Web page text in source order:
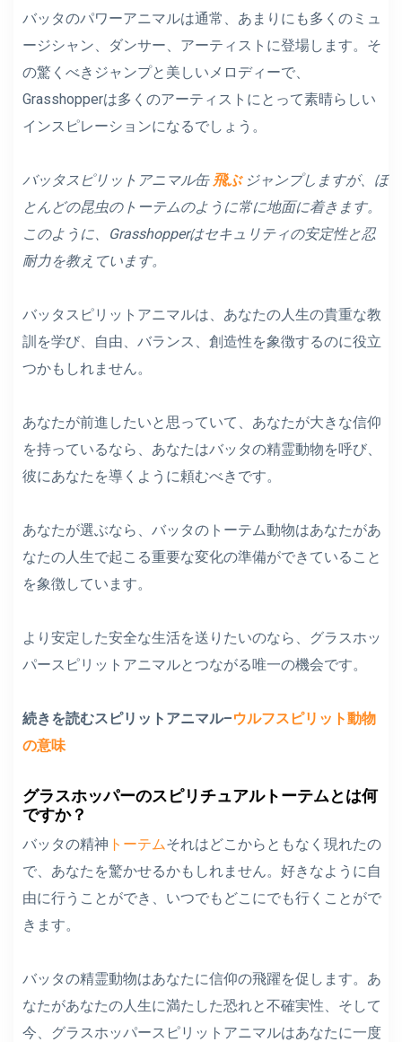
バッタのパワーアニマルは通常、あまりにも多くのミュ
ージシャン、ダンサー、アーティストに登場します。そ
の驚くべきジャンプと美しいメロディーで、
Grasshopperは多くのアーティストにとって素晴らしい
インスピレーションになるでしょう。
バッタスピリットアニマル缶 飛ぶ ジャンプしますが、ほ
とんどの昆虫のトーテムのように常に地面に着きます。
このように、Grasshopperはセキュリティの安定性と忍
耐力を教えています。
バッタスピリットアニマルは、あなたの人生の貴重な教
訓を学び、自由、バランス、創造性を象徴するのに役立
つかもしれません。
あなたが前進したいと思っていて、あなたが大きな信仰
を持っているなら、あなたはバッタの精霊動物を呼び、
彼にあなたを導くように頼むべきです。
あなたが選ぶなら、バッタのトーテム動物はあなたがあ
なたの人生で起こる重要な変化の準備ができていること
を象徴しています。
より安定した安全な生活を送りたいのなら、グラスホッ
パースピリットアニマルとつながる唯一の機会です。
続きを読むスピリットアニマル–ウルフスピリット動物
の意味
グラスホッパーのスピリチュアルトーテムとは何
ですか？
バッタの精神 トーテムそれはどこからともなく現れたの
で、あなたを驚かせるかもしれません。好きなように自
由に行うことができ、いつでもどこにでも行くことがで
きます。
バッタの精霊動物はあなたに信仰の飛躍を促します。あ
なたがあなたの人生に満たした恐れと不確実性、そして
今、グラスホッパースピリットアニマルはあなたに一度